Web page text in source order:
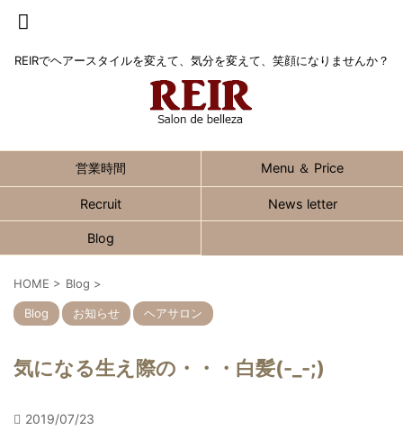
REIRでヘアースタイルを変えて、気分を変えて、笑顔になりませんか？
営業時間 Menu ＆ Price
Recruit News letter
Blog
HOME > Blog >
Blog お知らせ ヘアサロン
気になる生え際の・・・白髪(-_-;)
2019/07/23